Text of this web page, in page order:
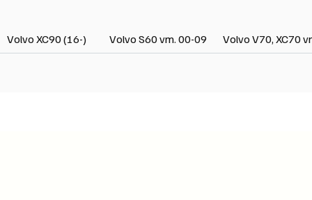
Volvo XC90 (16-) Volvo S60 vm. 00-09 Volvo V70, XC70